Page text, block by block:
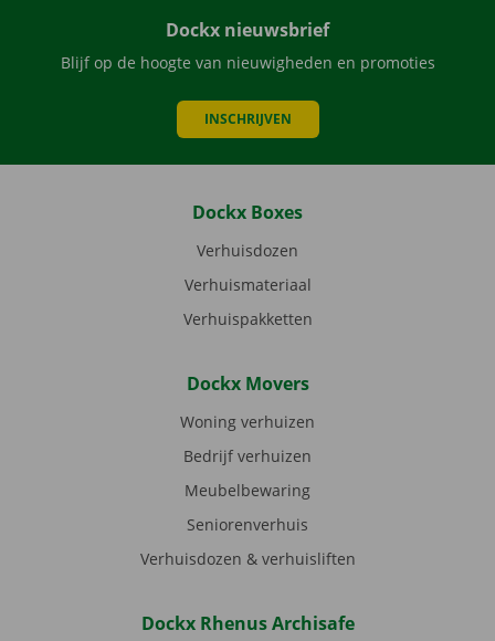
Dockx nieuwsbrief
Blijf op de hoogte van nieuwigheden en promoties
INSCHRIJVEN
Dockx Boxes
Verhuisdozen
Verhuismateriaal
Verhuispakketten
Dockx Movers
Woning verhuizen
Bedrijf verhuizen
Meubelbewaring
Seniorenverhuis
Verhuisdozen & verhuisliften
Dockx Rhenus Archisafe